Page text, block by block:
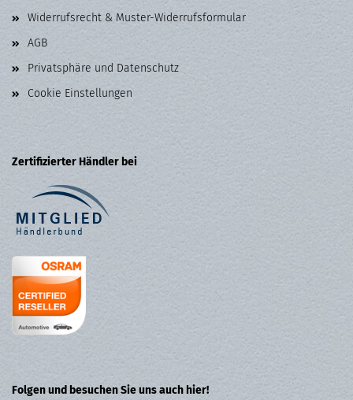
Widerrufsrecht & Muster-Widerrufsformular
AGB
Privatsphäre und Datenschutz
Cookie Einstellungen
Zertifizierter Händler bei
Folgen und besuchen Sie uns auch hier!